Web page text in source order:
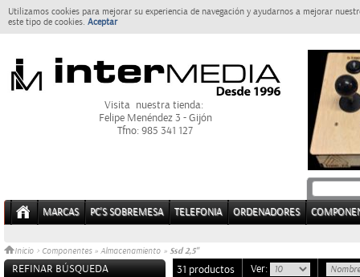
Utilizamos cookies para mejorar su experiencia de navegación y ayudarnos a mejorar
este tipo de cookies. Aceptar
Visita nuestra tienda:
Felipe Menéndez 3 - Gijón
Tfno: 985 341 127
MARCAS PC'S SOBREMESA TELEFONIA ORDENADORES
Inicio > Componentes » Almacenamiento » Ssd 2,5''
REFINAR BÚSQUEDA
31 productos Ver: